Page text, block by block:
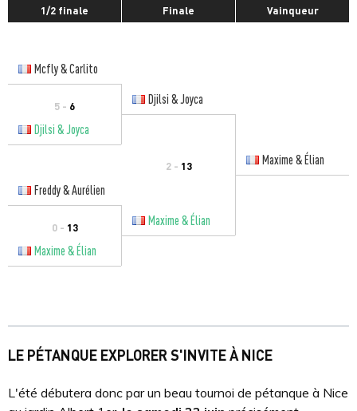
1/2 finale Finale Vainqueur
Mcfly & Carlito
5 - 6
Djilsi & Joyca
Djilsi & Joyca
2 - 13
Maxime & Élian
Freddy & Aurélien
0 - 13
Maxime & Élian
Maxime & Élian
LE PÉTANQUE EXPLORER S'INVITE À NICE
L'été débutera donc par un beau tournoi de pétanque à Nice